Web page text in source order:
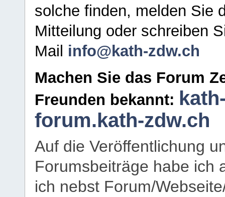
solche finden, melden Sie
Mitteilung oder schreiben
Mail info@kath-zdw.ch
Machen Sie das Forum
Freunden bekannt:
forum.kath-zdw.ch
Auf die Veröffentlichung
Forumsbeiträge habe ich
ich nebst Forum/